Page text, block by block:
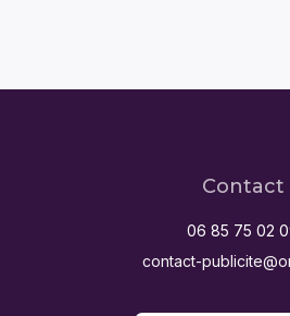
Contact
06 85 75 02
contact-